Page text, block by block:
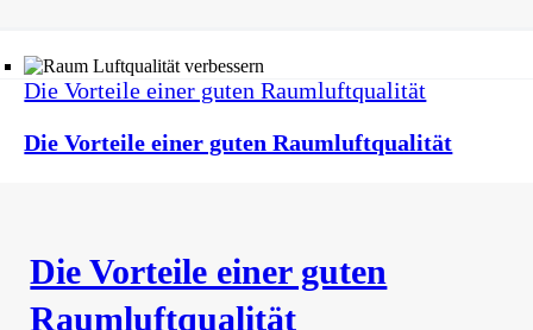
Die Vorteile einer guten Raumluftqualität
Die Vorteile einer guten Raumluftqualität
Die Vorteile einer guten
Raumluftqualität